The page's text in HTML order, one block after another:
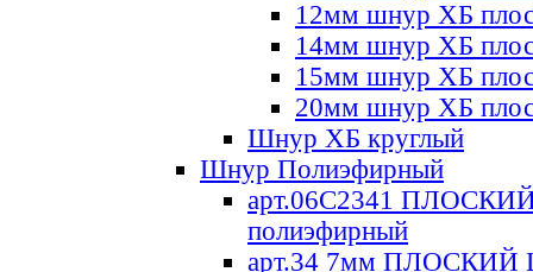
12мм шнур ХБ
14мм шнур ХБ
15мм шнур ХБ
20мм шнур ХБ
Шнур ХБ круглый
Шнур Полиэфирный
арт.06С2341
полиэфирный
арт.34 7мм ПЛОСКИЙ